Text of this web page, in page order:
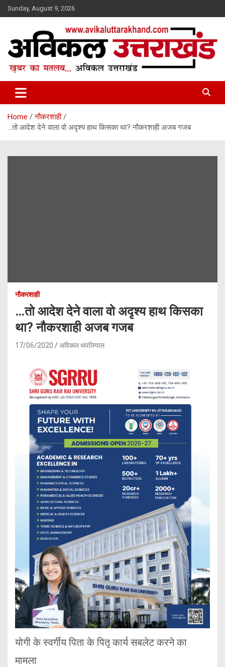
Skip
to
Sunday, August 9, 2026
Avikal Uttarakhand
Home
नौकरशाही
…तो आदेश देने वाला वो अदृश्य हाथ किसका था? नौकरशाही अजब गजब
नौकरशाही
…तो आदेश देने वाला वो अदृश्य हाथ किसका
था? नौकरशाही अजब गजब
17/06/2020 अविकल थपलियाल
योगी के स्वर्गीय पिता के पितृ कार्य सबलेट करने का
मामला